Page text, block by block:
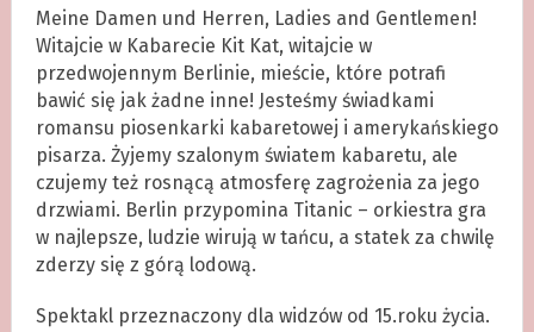
Meine Damen und Herren, Ladies and Gentlemen!
Witajcie w Kabarecie Kit Kat, witajcie w
przedwojennym Berlinie, mieście, które potrafi
bawić się jak żadne inne! Jesteśmy świadkami
romansu piosenkarki kabaretowej i amerykańskiego
pisarza. Żyjemy szalonym światem kabaretu, ale
czujemy też rosnącą atmosferę zagrożenia za jego
drzwiami. Berlin przypomina Titanic – orkiestra gra
w najlepsze, ludzie wirują w tańcu, a statek za chwilę
zderzy się z górą lodową.
Spektakl przeznaczony dla widzów od 15.roku życia.